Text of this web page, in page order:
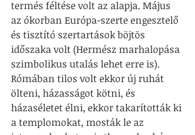
termés féltése volt az alapja. Május
az ókorban Európa-szerte engesztelő
és tisztító szertartások böjtös
időszaka volt (Hermész marhalopása
szimbolikus utalás lehet erre is).
Rómában tilos volt ekkor új ruhát
ölteni, házasságot kötni, és
házaséletet élni, ekkor takarították ki
a templomokat, mosták le az